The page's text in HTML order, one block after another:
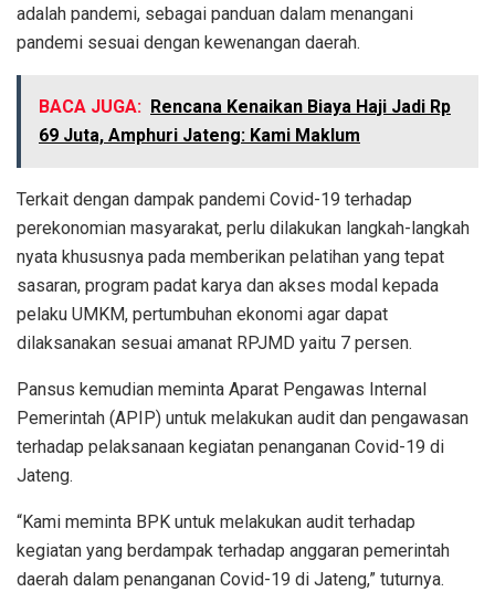
adalah pandemi, sebagai panduan dalam menangani
pandemi sesuai dengan kewenangan daerah.
BACA JUGA: Rencana Kenaikan Biaya Haji Jadi Rp
69 Juta, Amphuri Jateng: Kami Maklum
Terkait dengan dampak pandemi Covid-19 terhadap
perekonomian masyarakat, perlu dilakukan langkah-langkah
nyata khususnya pada memberikan pelatihan yang tepat
sasaran, program padat karya dan akses modal kepada
pelaku UMKM, pertumbuhan ekonomi agar dapat
dilaksanakan sesuai amanat RPJMD yaitu 7 persen.
Pansus kemudian meminta Aparat Pengawas Internal
Pemerintah (APIP) untuk melakukan audit dan pengawasan
terhadap pelaksanaan kegiatan penanganan Covid-19 di
Jateng.
“Kami meminta BPK untuk melakukan audit terhadap
kegiatan yang berdampak terhadap anggaran pemerintah
daerah dalam penanganan Covid-19 di Jateng,” tuturnya.